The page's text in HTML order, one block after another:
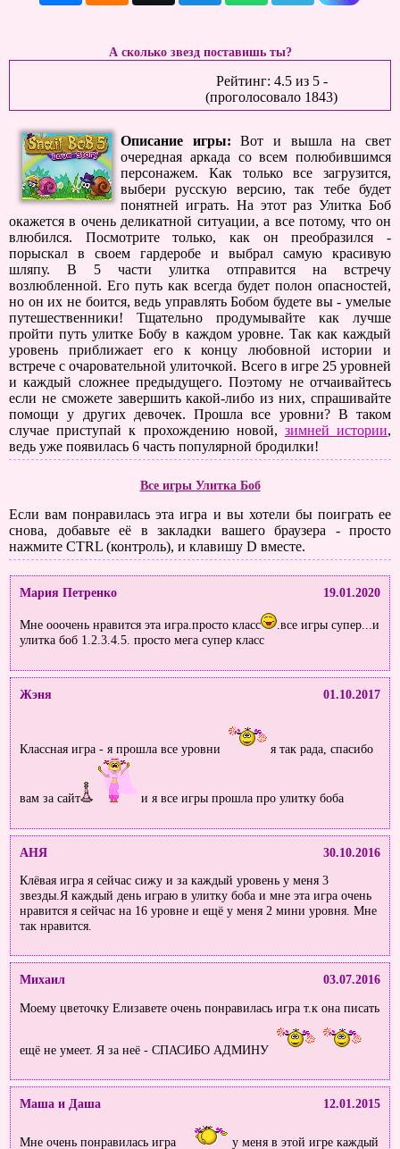
А сколько звезд поставишь ты?
Рейтинг: 4.5из 5-
(проголосовало 1843)
Описание игры:
Вот и вышла на свет
очередная аркада со всем полюбившимся
персонажем. Как только все загрузится,
выбери русскую версию, так тебе будет
понятней играть. На этот раз Улитка Боб
окажется в очень деликатной ситуации, а все потому, что он
влюбился. Посмотрите только, как он преобразился -
порыскал в своем гардеробе и выбрал самую красивую
шляпу. В 5 части улитка отправится на встречу
возлюбленной. Его путь как всегда будет полон опасностей,
но он их не боится, ведь управлять Бобом будете вы - умелые
путешественники! Тщательно продумывайте как лучше
пройти путь улитке Бобу в каждом уровне. Так как каждый
уровень приближает его к концу любовной истории и
встрече с очаровательной улиточкой. Всего в игре 25 уровней
и каждый сложнее предыдущего. Поэтому не отчаивайтесь
если не сможете завершить какой-либо из них, спрашивайте
помощи у других девочек. Прошла все уровни? В таком
случае приступай к прохождению новой, зимней истории,
ведь уже появилась 6 часть популярной бродилки!
Все игры Улитка Боб
Если вам понравилась эта игра и вы хотели бы поиграть ее
снова, добавьте её в закладки вашего браузера - просто
нажмите CTRL (контроль), и клавишу D вместе.
Мария Петренко 19.01.2020
Мне ооочень нравится эта игра.просто класс
.все игры супер...и
улитка боб 1.2.3.4.5. просто мега супер класс
Жэня 01.10.2017
Классная игра - я прошла все уровни я так рада, спасибо
вам за сайт и я все игры прошла про улитку боба
АНЯ
30.10.2016
Клёвая игра я сейчас сижу и за каждый уровень у меня 3
звезды.Я каждый день играю в улитку боба и мне эта игра очень
нравится я сейчас на 16 уровне и ещё у меня 2 мини уровня. Мне
так нравится.
Михаил
03.07.2016
Моему цветочку Елизавете очень понравилась игра т.к она писать
ещё не умеет. Я за неё - СПАСИБО АДМИНУ
Маша и Даша 12.01.2015
Мне очень понравилась игра у меня в этой игре каждый